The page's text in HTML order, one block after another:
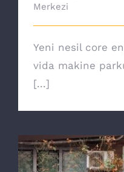
Merkezi
Yeni nesil core
vida makine
[...]